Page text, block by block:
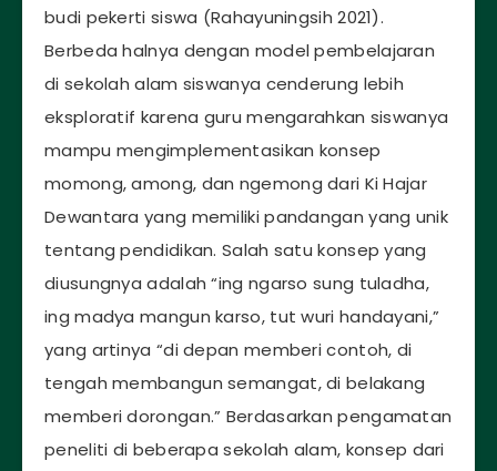
budi pekerti siswa (Rahayuningsih 2021).
Berbeda halnya dengan model pembelajaran
di sekolah alam siswanya cenderung lebih
eksploratif karena guru mengarahkan siswanya
mampu mengimplementasikan konsep
momong, among, dan ngemong dari Ki Hajar
Dewantara yang memiliki pandangan yang unik
tentang pendidikan. Salah satu konsep yang
diusungnya adalah “ing ngarso sung tuladha,
ing madya mangun karso, tut wuri handayani,”
yang artinya “di depan memberi contoh, di
tengah membangun semangat, di belakang
memberi dorongan.” Berdasarkan pengamatan
peneliti di beberapa sekolah alam, konsep dari